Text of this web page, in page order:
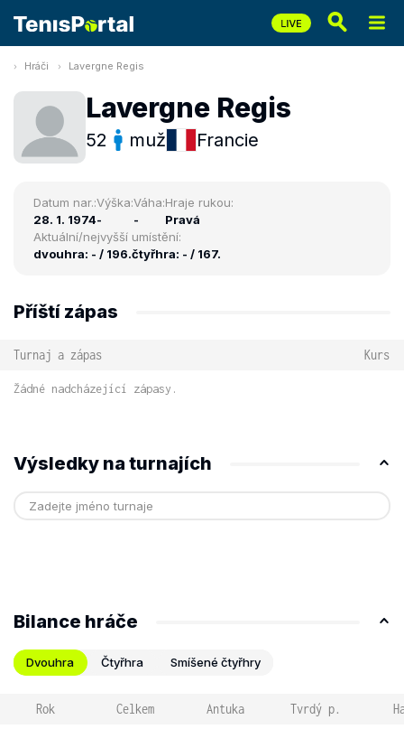
Hráči Lavergne Regis
Lavergne Regis
52 muž Francie
Datum nar.:
28. 1. 1974
Výška:
-
Váha:
-
Hraje rukou:
Pravá
Aktuální/nejvyšší umístění:
dvouhra: - / 196.čtyřhra: - / 167.
Příští zápas
Turnaj a zápas Kurs
Žádné nadcházející zápasy.
Výsledky na turnajích
Bilance hráče
Dvouhra Čtyřhra Smíšené čtyřhry
Rok Celkem Antuka Tvrdý p.